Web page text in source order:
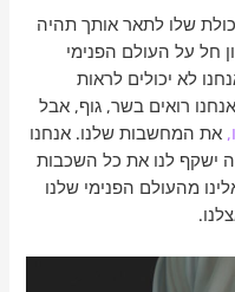
שלו לתאר אותך תהיה
חל על העולם הפנימי
לא יכולים לראות
רואים בשר, גוף, אבל
את המחשבות שלנו. אנחנו
ישקף לנו את כל השכבות
מהעולם הפנימי שלנו